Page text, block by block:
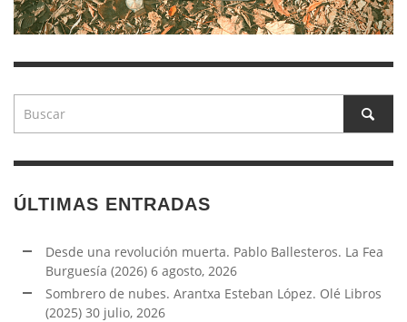
ÚLTIMAS ENTRADAS
Desde una revolución muerta. Pablo Ballesteros. La Fea
Burguesía (2026) 6 agosto, 2026
Sombrero de nubes. Arantxa Esteban López. Olé Libros
(2025) 30 julio, 2026